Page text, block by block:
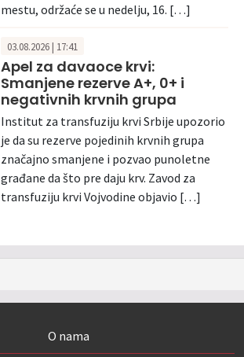
mestu, održaće se u nedelju, 16. […]
03.08.2026 | 17:41
Apel za davaoce krvi:
Smanjene rezerve A+, 0+ i
negativnih krvnih grupa
Institut za transfuziju krvi Srbije upozorio
je da su rezerve pojedinih krvnih grupa
značajno smanjene i pozvao punoletne
građane da što pre daju krv. Zavod za
transfuziju krvi Vojvodine objavio […]
O nama